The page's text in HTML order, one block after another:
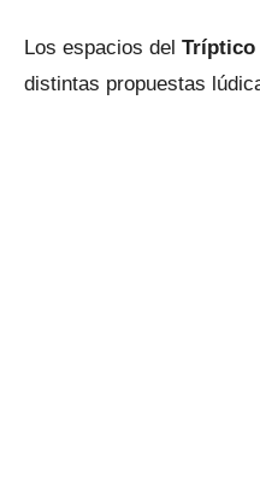
Los espacios del Tríptico
distintas propuestas